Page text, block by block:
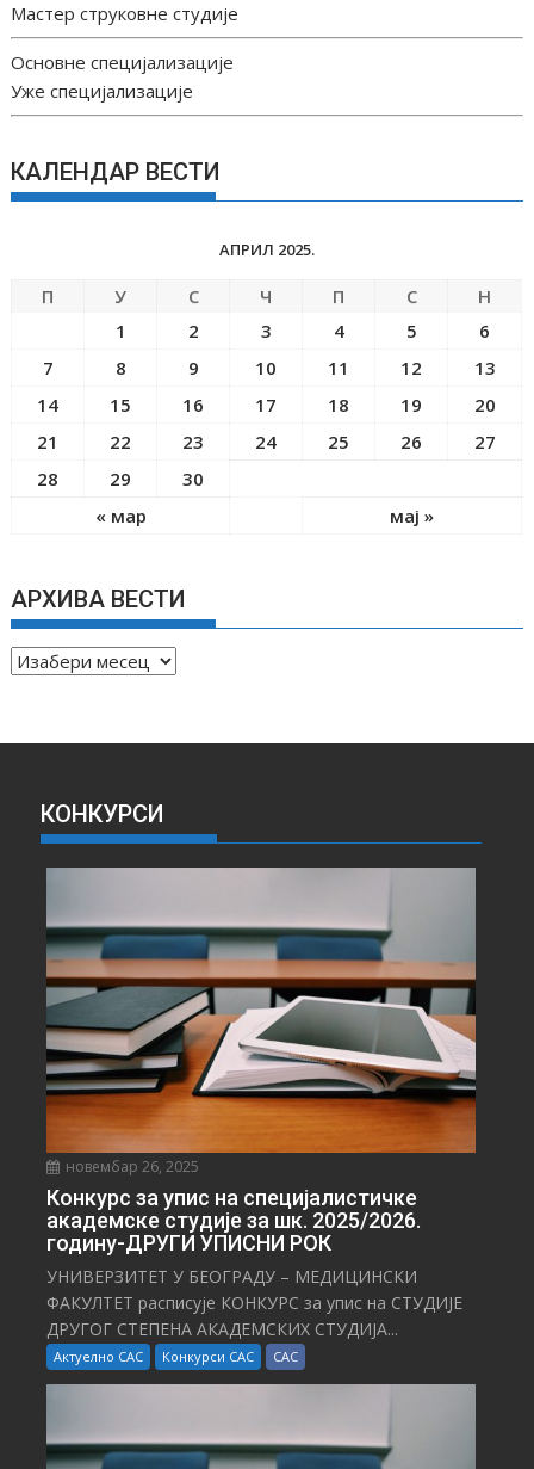
Мастер струковне студије
Основне специјализације
Уже специјализације
КАЛЕНДАР ВЕСТИ
АПРИЛ 2025.
П У С Ч П С Н
« мар мај »
1 2 3 4 5
6
7
8 9 10 11 12
13
14
15 16 17 18 19
20
21
22 23 24 25 26
27
28
29 30
АРХИВА ВЕСТИ
А
И
КОНКУРСИ
новембар 26, 2025
Конкурс за упис на специјалистичке
академске студије за шк. 2025/2026.
годину-ДРУГИ УПИСНИ РОК
УНИВЕРЗИТЕТ У БЕОГРАДУ – МЕДИЦИНСКИ
ФАКУЛТЕТ расписује КОНКУРС за упис на СТУДИЈЕ
ДРУГОГ СТЕПЕНА АКАДЕМСКИХ СТУДИЈА...
Актуелно САС Конкурси САС САС